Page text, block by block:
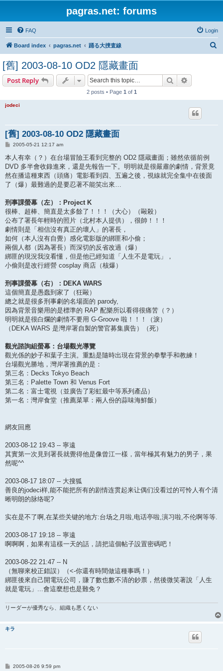
pagras.net: forums
FAQ Login
Board index pagras.net 踊る大捜査線
[舊] 2003-08-10 OD2 隱藏畫面
Post Reply Search
2 posts • Page 1 of 1
jodeci
[舊] 2003-08-10 OD2 隱藏畫面
P
s
t
2005-05-21 12:17 am
本人有幸（？）在台場冒險王看到完整的 OD2 隱蔵畫面；雖然依循前例
DVD 多半會收錄進來，還是先報告一下。明明就是很嚴肅的劇情，背景竟
然在播這種東西（頭痛）電影看到四、五遍之後，視線就完全集中在後面
了（爆）最難過的是要忍著不能笑出來…
刑事課螢幕（左）：Project K
很棒、超棒、簡直是太多餘了！！！（大心）（毆殺）
公布了署長年輕時的照片（北村本人提供），很帥！！！
劇情則是「相信沒有真正的壞人」的署長，
如何（本人沒有自覺）感化電影版的綁匪和小偷；
兩個人都（因為署長）而深切的反省改過（爆）
綁匪的現況我沒看懂，但是他已經知道「人生不是電玩」，
小偷則是改行經營 cosplay 商店（核爆）
刑事課螢幕（右）：DEKA WARS
這個簡直是愚蠢到家了（狂毆）
總之就是很多刑事劇的名場面的 parody,
因為背景音樂用的是標準的 RAP 配樂所以看得很痛苦（？）
明明就是很白爛的劇情不要用 G-Groove 啦！！！（淚）
（DEKA WARS 是灣岸署自製的警官募集廣告）（死）
觀光諮詢組螢幕：台場觀光導覽
觀光係的妙子和葉子主演。重點是隨時出現在背景的拳擊手和教練！
台場觀光勝地，灣岸署推薦的是：
第三名：Decks Tokyo Beach
第三名：Palette Town 和 Venus Fort
第二名：富士電視（並廣告了彩虹最中等系列產品）
第一名：灣岸食堂（推薦菜單：兩人份的蒜味海鮮飯）
網友回應
2003-08-12 19:43 -- 寧遠
其實第一次見到署長就覺得他是像曾江一樣，當年極其有魅力的男子，果
然呢^^
2003-08-17 18:07 -- 大搜狐
善良的jodeci样,能不能把所有的剧情连贯起来让偶们没看过的可怜人有个清
晰明朗的脉络呢?
实在是不了啊,在某些关键的地方:台场之月啦,电话亭啦,演习啦,不伦啊等等.
2003-08-17 19:18 -- 寧遠
啊啊啊，如果有這樣一天的話，請把這個帖子設置密碼吧！
2003-08-22 21:47 -- N
（無聊來校正錯誤）（<-你還有時間做這種事嗎！）
綁匪後來自己開電玩公司，賺了數也數不清的鈔票，然後微笑著說「人生
就是電玩」...會這麼想也是難免？
リーダーが優秀なら、組織も悪くない
キラ
P2005-08-26 9:59 pm